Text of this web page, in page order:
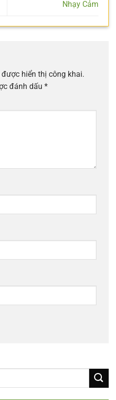
Nhạy Cảm
hiển thị công khai.
đánh dấu *